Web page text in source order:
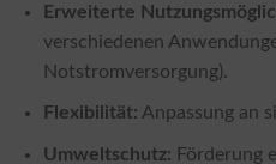
Erweiterte
verschiedenen
Notstromversorgung).
Flexibilität: Anpassung an
Umweltschutz: Förderung